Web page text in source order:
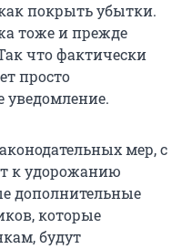
покрыть убытки.
тоже и прежде
что фактически
просто
уведомление.
мер, с
к удорожанию
дополнительные
которые
будут